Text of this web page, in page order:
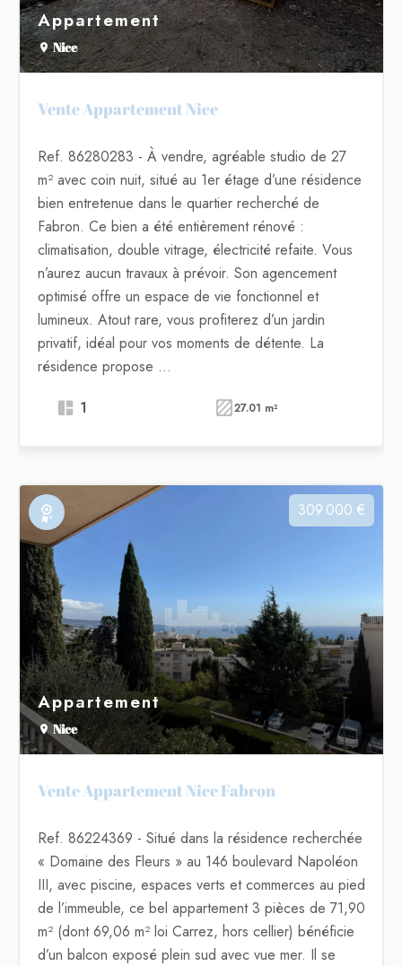
Appartement
Nice
Vente Appartement Nice
Ref. 86280283 - À vendre, agréable studio de 27
m² avec coin nuit, situé au 1er étage d’une résidence
bien entretenue dans le quartier recherché de
Fabron. Ce bien a été entièrement rénové :
climatisation, double vitrage, électricité refaite. Vous
n’aurez aucun travaux à prévoir. Son agencement
optimisé offre un espace de vie fonctionnel et
lumineux. Atout rare, vous profiterez d’un jardin
privatif, idéal pour vos moments de détente. La
résidence propose ...
1
27.01 m²
Exclusivité
Appartement
Nice
Vente Appartement Nice Fabron
Ref. 86224369 - Situé dans la résidence recherchée
« Domaine des Fleurs » au 146 boulevard Napoléon
III, avec piscine, espaces verts et commerces au pied
de l’immeuble, ce bel appartement 3 pièces de 71,90
m² (dont 69,06 m² loi Carrez, hors cellier) bénéficie
d’un balcon exposé plein sud avec vue mer. Il se
309 000 €